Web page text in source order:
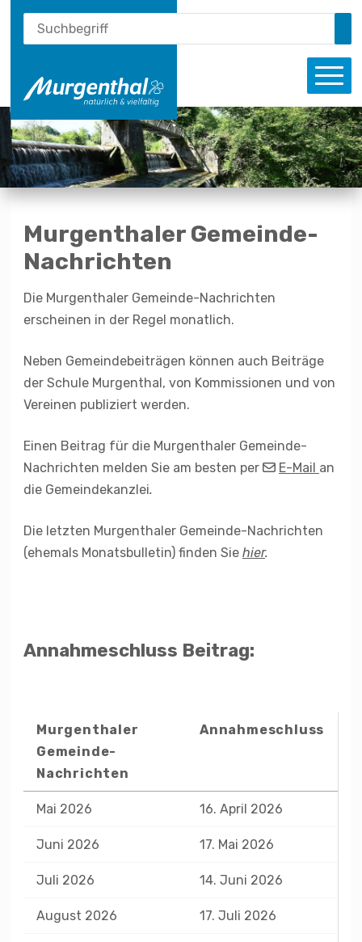
Navigieren in Murgenthal
Schnellnavigation
Suche
Suchbegriff
Murgenthaler Gemeinde-
Nachrichten
Die Murgenthaler Gemeinde-Nachrichten
erscheinen in der Regel monatlich.
Neben Gemeindebeiträgen können auch Beiträge
der Schule Murgenthal, von Kommissionen und von
Vereinen publiziert werden.
Einen Beitrag für die Murgenthaler Gemeinde-
Nachrichten melden Sie am besten per
E-Mail an
die Gemeindekanzlei.
Die letzten Murgenthaler Gemeinde-Nachrichten
(ehemals Monatsbulletin) finden Sie hier.
Annahmeschluss Beitrag:
Murgenthaler
Gemeinde-
Nachrichten
Annahmeschluss
Mai 2026 16. April 2026
Juni 2026 17. Mai 2026
Juli 2026 14. Juni 2026
August 2026 17. Juli 2026